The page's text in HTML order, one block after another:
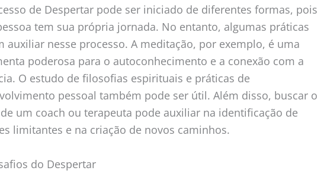
de Despertar pode ser iniciado de diferentes formas, pois
tem sua própria jornada. No entanto, algumas práticas
auxiliar nesse processo. A meditação, por exemplo, é uma
poderosa para o autoconhecimento e a conexão com a
O estudo de filosofias espirituais e práticas de
pessoal também pode ser útil. Além disso, buscar o
um coach ou terapeuta pode auxiliar na identificação de
limitantes e na criação de novos caminhos.
do Despertar